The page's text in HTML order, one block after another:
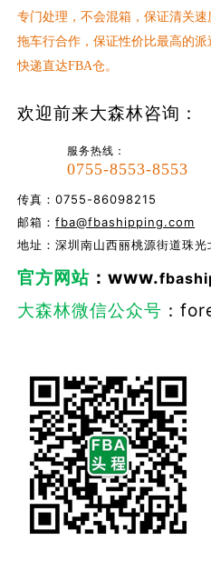
专门处理，不会混箱，保证清关速
拖车行合作，保证性价比最高的派
快递直达FBA仓。
欢迎前来大森林咨询：
服务热线：
0755-8553-8553
传真：0755-86098215
邮箱：fba@fbashipping.com
地址：深圳南山西丽桃源街道珠
官方网站 ：www.
大森林微信公众号 ：